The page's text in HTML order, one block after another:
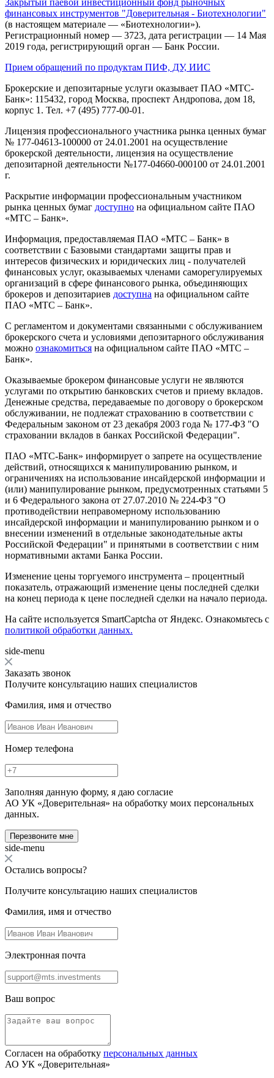
Закрытый паевой инвестиционный фонд рыночных
финансовых инструментов "Доверительная - Биотехнологии"
(в настоящем материале — «Биотехнологии»).
Регистрационный номер — 3723, дата регистрации — 14 Мая
2019 года, регистрирующий орган — Банк России.
Прием обращений по продуктам ПИФ, ДУ, ИИС
Брокерские и депозитарные услуги оказывает ПАО «МТС-
Банк»: 115432, город Москва, проспект Андропова, дом 18,
корпус 1. Тел. +7 (495) 777-00-01.
Лицензия профессионального участника рынка ценных бумаг
№ 177-04613-100000 от 24.01.2001 на осуществление
брокерской деятельности, лицензия на осуществление
депозитарной деятельности №177-04660-000100 от 24.01.2001
г.
Раскрытие информации профессиональным участником
рынка ценных бумаг доступно на официальном сайте ПАО
«МТС – Банк».
Информация, предоставляемая ПАО «МТС – Банк» в
соответствии с Базовыми стандартами защиты прав и
интересов физических и юридических лиц - получателей
финансовых услуг, оказываемых членами саморегулируемых
организаций в сфере финансового рынка, объединяющих
брокеров и депозитариев доступна на официальном сайте
ПАО «МТС – Банк».
С регламентом и документами связанными с обслуживанием
брокерского счета и условиями депозитарного обслуживания
можно ознакомиться на официальном сайте ПАО «МТС –
Банк».
Оказываемые брокером финансовые услуги не являются
услугами по открытию банковских счетов и приему вкладов.
Денежные средства, передаваемые по договору о брокерском
обслуживании, не подлежат страхованию в соответствии с
Федеральным законом от 23 декабря 2003 года № 177-ФЗ "О
страховании вкладов в банках Российской Федерации".
ПАО «МТС-Банк» информирует о запрете на осуществление
действий, относящихся к манипулированию рынком, и
ограничениях на использование инсайдерской информации и
(или) манипулирование рынком, предусмотренных статьями 5
и 6 Федерального закона от 27.07.2010 № 224-ФЗ "О
противодействии неправомерному использованию
инсайдерской информации и манипулированию рынком и о
внесении изменений в отдельные законодательные акты
Российской Федерации" и принятыми в соответствии с ним
нормативными актами Банка России.
Изменение цены торгуемого инструмента – процентный
показатель, отражающий изменение цены последней сделки
на конец периода к цене последней сделки на начало периода.
На сайте используется SmartCaptcha от Яндекс. Ознакомьтесь с
политикой обработки данных.
side-menu
Заказать звонок
Получите консультацию наших специалистов
Фамилия, имя и отчество
Номер телефона
Заполняя данную форму, я даю согласие
АО УК «Доверительная» на обработку моих персональных
данных.
Перезвоните мне
side-menu
Остались вопросы?
Получите консультацию наших специалистов
Фамилия, имя и отчество
Электронная почта
Ваш вопрос
Согласен на обработку персональных данных
АО УК «Доверительная»